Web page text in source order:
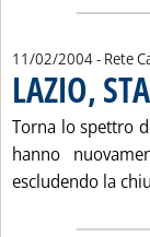
11/02/2004- Rete
LAZIO,
Torna lo spettro
hanno
escludendo la